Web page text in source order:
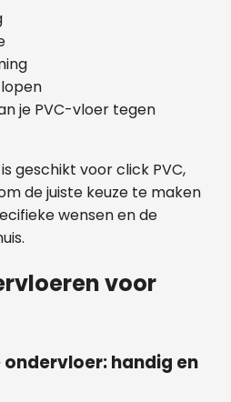
je PVC-vloer tegen
geschikt voor click PVC,
de juiste keuze te maken
wensen en de
voor
handig en